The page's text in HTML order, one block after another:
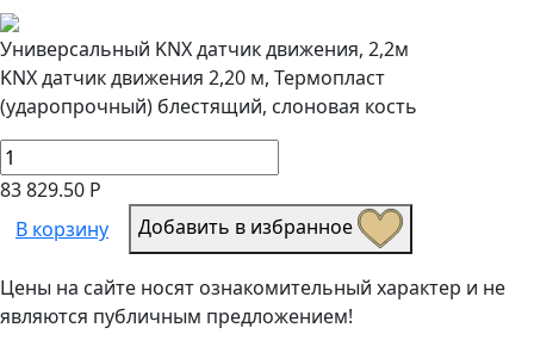
Универсальный KNX датчик движения, 2,2м
KNX датчик движения 2,20 м, Термопласт
(ударопрочный) блестящий, слоновая кость
83 829.50 Р
В корзину
Добавить в избранное
Цены на сайте носят ознакомительный характер и не
являются публичным предложением!